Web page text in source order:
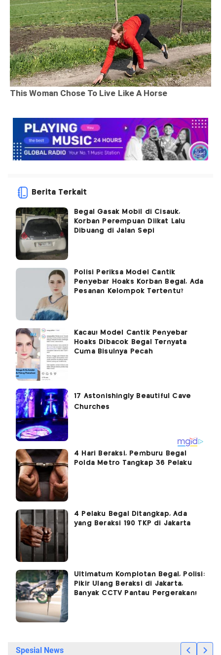
Berita Terkait
Begal Gasak Mobil di Cisauk,
Korban Perempuan Diikat Lalu
Dibuang di Jalan Sepi
Polisi Periksa Model Cantik
Penyebar Hoaks Korban Begal, Ada
Pesanan Kelompok Tertentu?
Kacau! Model Cantik Penyebar
Hoaks Dibacok Begal Ternyata
Cuma Bisulnya Pecah
4 Hari Beraksi, Pemburu Begal
Polda Metro Tangkap 36 Pelaku
4 Pelaku Begal Ditangkap, Ada
yang Beraksi 190 TKP di Jakarta
Ultimatum Komplotan Begal, Polisi:
Pikir Ulang Beraksi di Jakarta,
Banyak CCTV Pantau Pergerakan!